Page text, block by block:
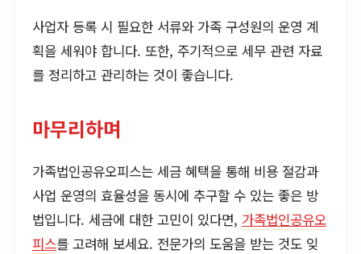
사업자 등록 시 필요한 서류와 가족 구성원의 운영 계
획을 세워야 합니다. 또한, 주기적으로 세무 관련 자료
를 정리하고 관리하는 것이 좋습니다.
마무리하며
가족법인공유오피스는 세금 혜택을 통해 비용 절감과
사업 운영의 효율성을 동시에 추구할 수 있는 좋은 방
법입니다. 세금에 대한 고민이 있다면, 가족법인공유오
피스를 고려해 보세요. 전문가의 도움을 받는 것도 잊